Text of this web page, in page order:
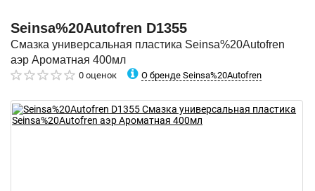
Seinsa%20Autofren D1355
Смазка универсальная пластика Seinsa%20Autofren
аэр Ароматная 400мл
0 оценок О бренде Seinsa%20Autofren